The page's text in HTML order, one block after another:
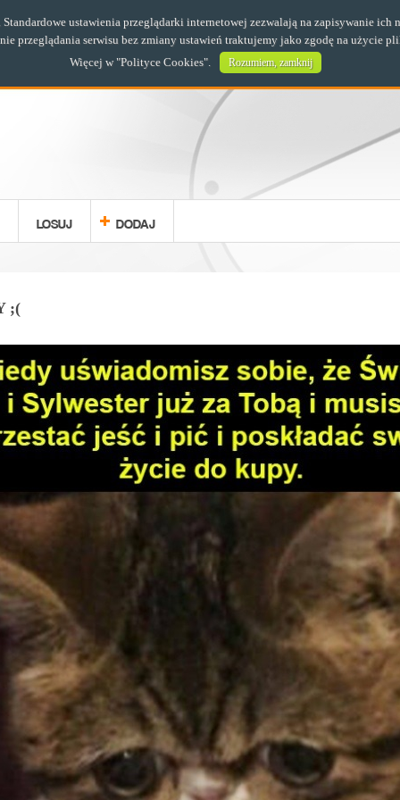
LOSUJ DODAJ
;(
ustawienia przeglądarki internetowej zezwalają na zapisywanie ich
przeglądania serwisu bez zmiany ustawień traktujemy jako zgodę na użycie
Więcej w "Polityce Cookies". Rozumiem, zamknij